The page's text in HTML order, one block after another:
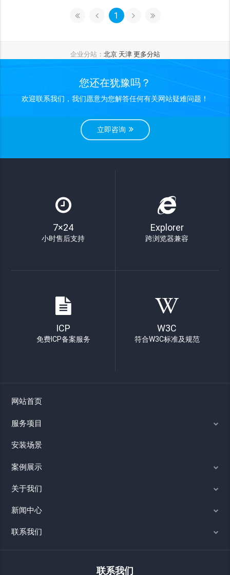
1
企业分站： 北京 天津 更多分站
您还在犹豫吗？
欢迎联系我们，我们愿意为您解答任何有关网站疑难问题！
立即咨询
7×24
小时售后支持
Explorer
跨浏览器兼容
ICP
免费ICP备案服务
W3C
符合W3C标准及规范
网站首页
服务项目
安装场景
案例展示
关于我们
新闻中心
联系我们
联系我们